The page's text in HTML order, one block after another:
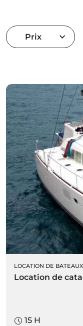
Prix
LOCATION DE
Location de
15 H